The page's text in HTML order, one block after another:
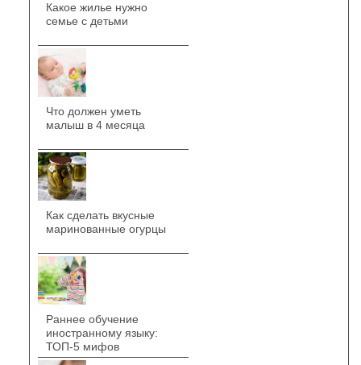
Какое жилье нужно
семье с детьми
Что должен уметь
малыш в 4 месяца
Как сделать вкусные
маринованные огурцы
Раннее обучение
иностранному языку:
ТОП-5 мифов